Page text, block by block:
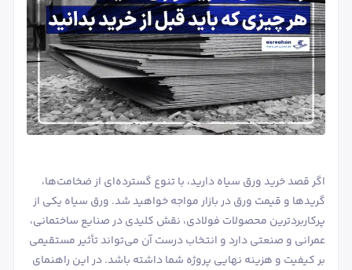
اگر قصد خرید ورق سیاه دارید، با تنوع گسترده‌ای از ضخامت‌ها،
گریدها و قیمت‌ ورق در بازار مواجه خواهید شد. ورق سیاه یکی از
پرکاربردترین محصولات فولادی، نقش کلیدی در صنایع ساختمانی،
عمرانی و صنعتی دارد و انتخاب درست آن می‌تواند تأثیر مستقیمی
بر کیفیت و هزینه نهایی پروژه شما داشته باشد. در این راهنمای